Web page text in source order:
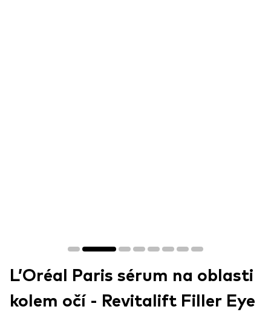
L’Oréal Paris sérum na oblasti
kolem očí - Revitalift Filler Eye